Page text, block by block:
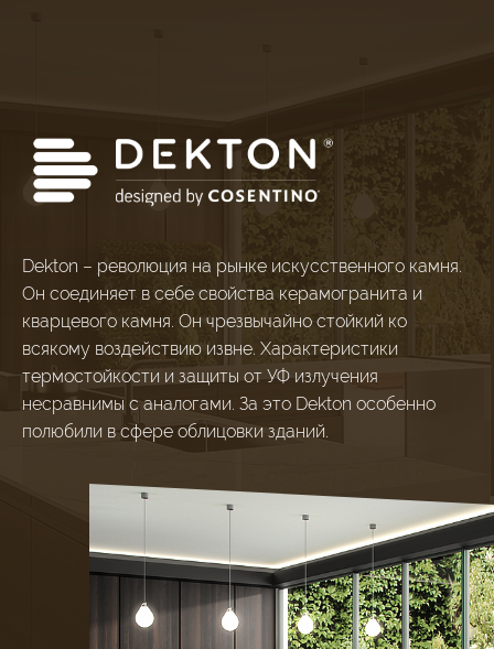
Dekton – революция на рынке искусственного камня.
Он соединяет в себе свойства керамогранита и
кварцевого камня. Он чрезвычайно стойкий ко
всякому воздействию извне. Характеристики
термостойкости и защиты от УФ излучения
несравнимы с аналогами. За это Dekton особенно
полюбили в сфере облицовки зданий.